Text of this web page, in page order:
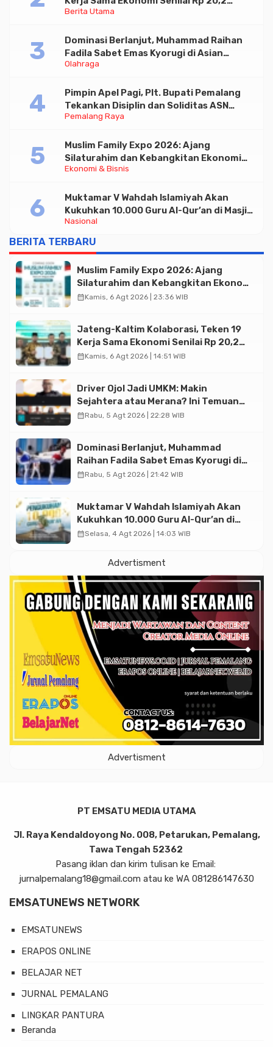
Berita Utama
Triliun
Olahraga
Dominasi Berlanjut, Muhammad Raihan
Fadila Sabet Emas Kyorugi di Asian
Taekwondo Indonesia Open 2026
Pemalang Raya
Pimpin Apel Pagi, Plt. Bupati Pemalang
Tekankan Disiplin dan Soliditas ASN
untuk Pelayanan Publik
Ekonomi & Bisnis
Muslim Family Expo 2026: Ajang
Silaturahim dan Kebangkitan Ekonomi
Halal di Jakarta
Nasional
Muktamar V Wahdah Islamiyah Akan
Kukuhkan 10.000 Guru Al-Qur’an di Masjid
Istiqlal
BERITA TERBARU
Muslim Family Expo 2026: Ajang
Silaturahim dan Kebangkitan Ekonomi
Halal di Jakarta
calendar_monthKamis, 6 Agt 2026 | 23:36 WIB
Jateng-Kaltim Kolaborasi, Teken 19
Kerja Sama Ekonomi Senilai Rp 20,2
Triliun
calendar_monthKamis, 6 Agt 2026 | 14:51 WIB
Driver Ojol Jadi UMKM: Makin
Sejahtera atau Merana? Ini Temuan
Diskusi Paramadina
calendar_monthRabu, 5 Agt 2026 | 22:28 WIB
Dominasi Berlanjut, Muhammad
Raihan Fadila Sabet Emas Kyorugi di
Asian Taekwondo Indonesia Open
calendar_monthRabu, 5 Agt 2026 | 21:42 WIB
Muktamar V Wahdah Islamiyah Akan
Kukuhkan 10.000 Guru Al-Qur’an di
Masjid Istiqlal
calendar_monthSelasa, 4 Agt 2026 | 14:03 WIB
Advertisment
Advertisment
PT EMSATU MEDIA UTAMA
Jl. Raya Kendaldoyong No. 008, Petarukan, Pemalang,
Tawa Tengah 52362
Pasang iklan dan kirim tulisan ke Email:
jurnalpemalang18@gmail.com atau ke WA 081286147630
EMSATUNEWS NETWORK
EMSATUNEWS
ERAPOS ONLINE
BELAJAR NET
JURNAL PEMALANG
LINGKAR PANTURA
Beranda